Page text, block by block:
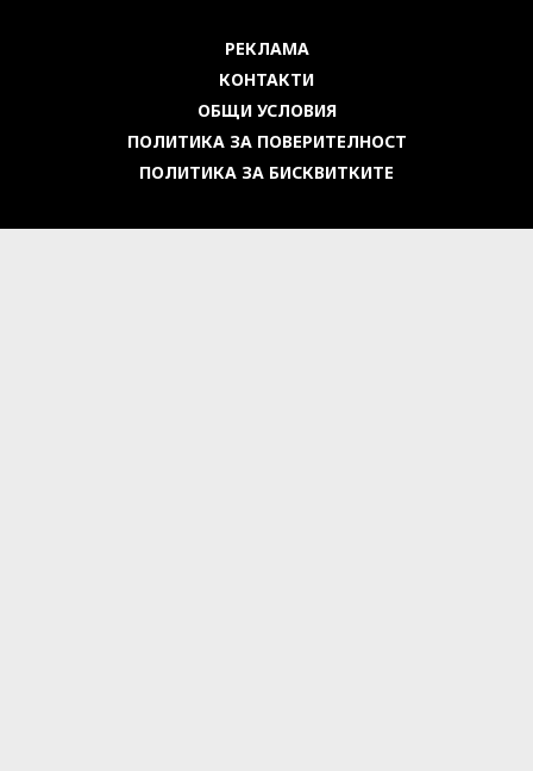
РЕКЛАМА
КОНТАКТИ
ОБЩИ УСЛОВИЯ
ПОЛИТИКА ЗА ПОВЕРИТЕЛНОСТ
ПОЛИТИКА ЗА БИСКВИТКИТЕ